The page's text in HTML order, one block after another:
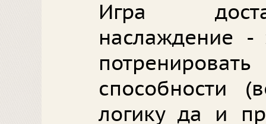
Игра
наслаждение -
способности
логику да и